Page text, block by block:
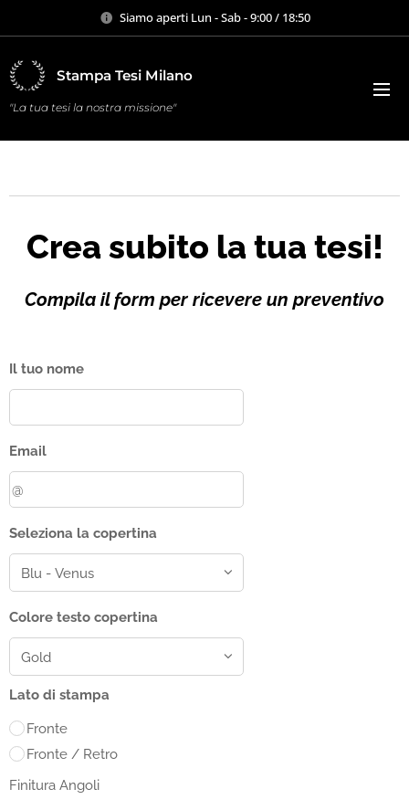
Siamo aperti Lun - Sab - 9:00 / 18:50
Stampa Tesi Milano
"La tua tesi la nostra missione"
Crea subito la tua tesi!
Compila il form per ricevere un preventivo
Il tuo nome
Email
Seleziona la copertina
Colore testo copertina
Lato di stampa
Fronte
Fronte / Retro
Finitura Angoli